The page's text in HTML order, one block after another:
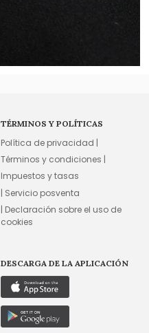
TÉRMINOS Y POLÍTICAS
Política de privacidad |
Términos y condiciones |
Impuestos y tasas
| Servicio posventa
| Declaración sobre el uso de
cookies
DESCARGA DE LA APLICACIÓN